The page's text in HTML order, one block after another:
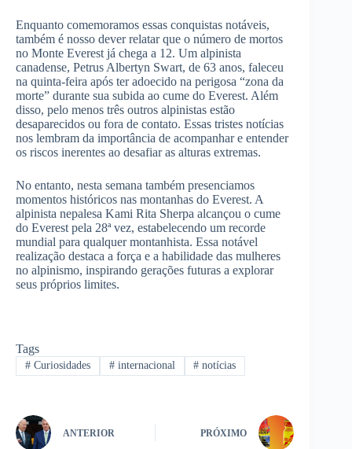
Enquanto comemoramos essas conquistas notáveis,
também é nosso dever relatar que o número de mortos
no Monte Everest já chega a 12. Um alpinista
canadense, Petrus Albertyn Swart, de 63 anos, faleceu
na quinta-feira após ter adoecido na perigosa “zona da
morte” durante sua subida ao cume do Everest. Além
disso, pelo menos três outros alpinistas estão
desaparecidos ou fora de contato. Essas tristes notícias
nos lembram da importância de acompanhar e entender
os riscos inerentes ao desafiar as alturas extremas.
No entanto, nesta semana também presenciamos
momentos históricos nas montanhas do Everest. A
alpinista nepalesa Kami Rita Sherpa alcançou o cume
do Everest pela 28ª vez, estabelecendo um recorde
mundial para qualquer montanhista. Essa notável
realização destaca a força e a habilidade das mulheres
no alpinismo, inspirando gerações futuras a explorar
seus próprios limites.
Tags
#Curiosidades #internacional # notícias
ANTERIOR PRÓXIMO